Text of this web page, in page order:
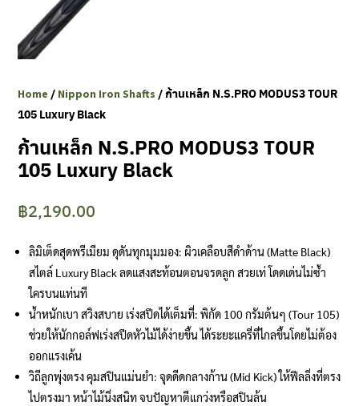
Home / Nippon Iron Shafts / ก้านเหล็ก N.S.PRO MODUS3 TOUR
105 Luxury Black
ก้านเหล็ก N.S.PRO MODUS3 TOUR
105 Luxury Black
฿2,190.00
ลิมิเต็ดสุดพรีเมียม ดุดันทุกมุมมอง: ผิวเคลือบสีดำด้าน (Matte Black)
สไตล์ Luxury Black ลดแสงสะท้อนตอนจรดลูก สวยเท่ โดดเด่นไม่ซ้ำ
ใครบนแท่นที
น้ำหนักเบา สวิงสบาย เร่งสปีดได้เต็มที่: พิกัด 100 กรัมต้นๆ (Tour 105)
ช่วยให้นักกอล์ฟเร่งสปีดหัวไม้ได้ง่ายขึ้น ได้ระยะแครี่ที่ไกลขึ้นโดยไม่ต้อง
ออกแรงเค้น
วิถีลูกพุ่งตรง คุมสปินแม่นยำ: จุดดีดกลางก้าน (Mid Kick) ให้ฟีลลิ่งที่ตรง
ไปตรงมา หน้าไม้นิ่งสนิท จบปัญหาตีแกว่งหรือสปินล้น